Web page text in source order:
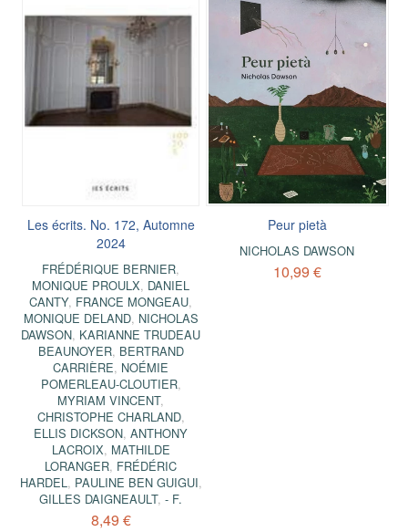
Les écrits. No. 172, Automne
2024
FRÉDÉRIQUE BERNIER,
MONIQUE PROULX, DANIEL
CANTY, FRANCE MONGEAU,
MONIQUE DELAND, NICHOLAS
DAWSON, KARIANNE TRUDEAU
BEAUNOYER, BERTRAND
CARRIÈRE, NOÉMIE
POMERLEAU-CLOUTIER,
MYRIAM VINCENT,
CHRISTOPHE CHARLAND,
ELLIS DICKSON,ANTHONY
LACROIX, MATHILDE
LORANGER, FRÉDÉRIC
HARDEL, PAULINE BEN GUIGUI,
GILLES DAIGNEAULT,- F.
8,49 €
Peur pietà
NICHOLAS DAWSON
10,99 €